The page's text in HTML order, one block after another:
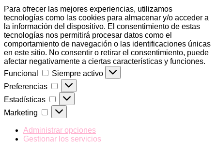
Para ofrecer las mejores experiencias, utilizamos
tecnologías como las cookies para almacenar y/o acceder a
la información del dispositivo. El consentimiento de estas
tecnologías nos permitirá procesar datos como el
comportamiento de navegación o las identificaciones únicas
en este sitio. No consentir o retirar el consentimiento, puede
afectar negativamente a ciertas características y funciones.
Funcional
Funcional
Siempre activo
Preferencias
Preferencias
Estadísticas Estadísticas
Marketing Marketing
Administrar opciones
Gestionar los servicios